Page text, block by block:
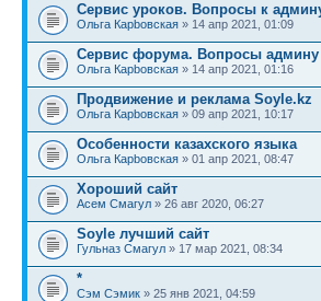
Сервис уроков. Вопросы к
Ольга Карbовская » 14 апр 2021, 01:09
Сервис форума. Вопросы админу
Ольга Карbовская » 14 апр 2021, 01:16
Продвижение и реклама Soyle.kz
Ольга Карbовская » 09 апр 2021, 10:17
Особенности казахского языка
Ольга Карbовская » 01 апр 2021, 08:47
Хороший сайт
Асем Смагул » 26 авг 2020, 06:27
Soyle лучший сайт
Гульназ Смагул » 17 мар 2021, 08:34
*
Сэм Сэмик » 25 янв 2021, 04:59